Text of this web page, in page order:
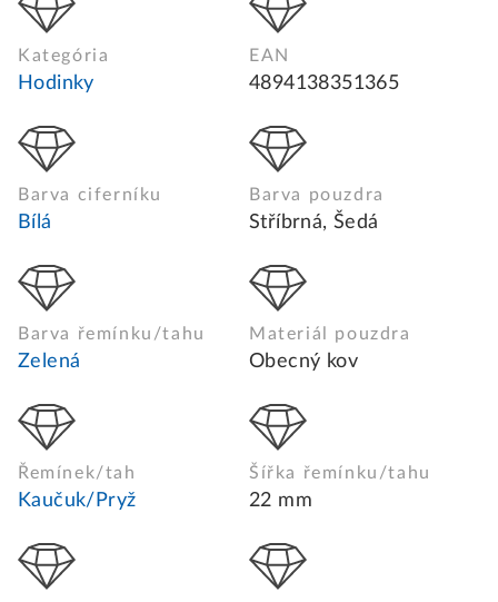
Kategória
Hodinky
EAN
4894138351365
Barva ciferníku
Bílá
Barva pouzdra
Stříbrná, Šedá
Barva řemínku/tahu
Zelená
Materiál pouzdra
Obecný kov
Řemínek/tah
Kaučuk/Pryž
Šířka řemínku/tahu
22 mm